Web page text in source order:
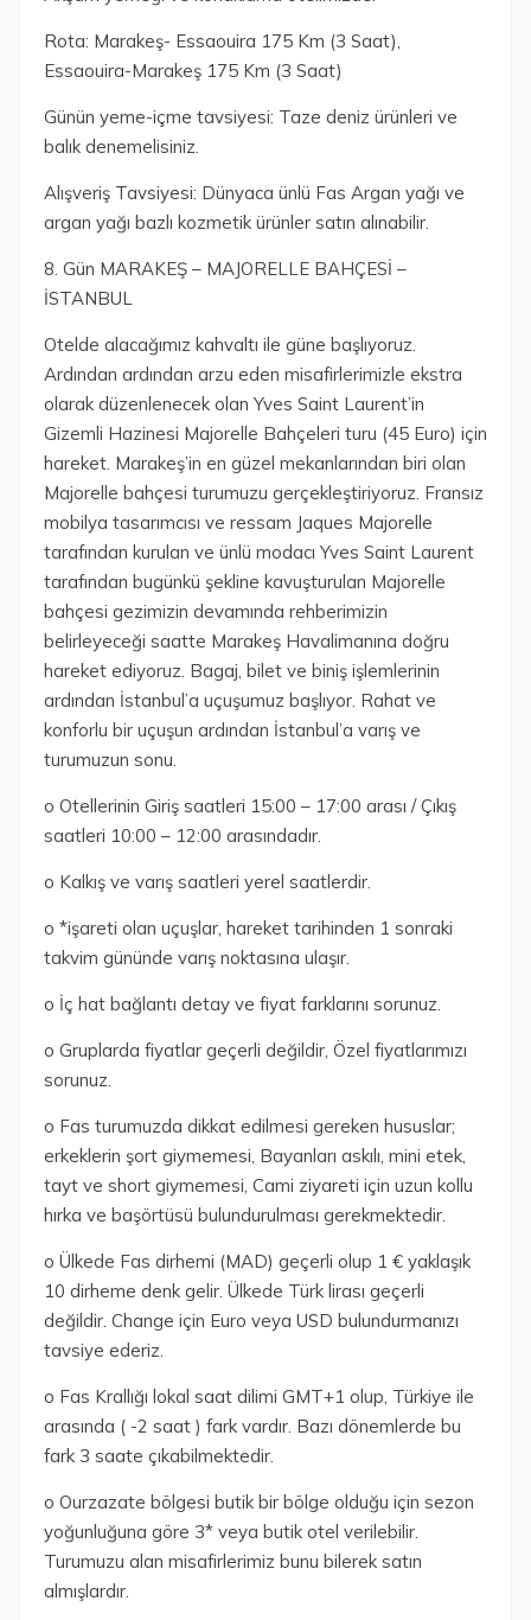
Rota: Marakeş- Essaouira 175 Km (3 Saat),
Essaouira-Marakeş 175 Km (3 Saat)
Günün yeme-içme tavsiyesi: Taze deniz ürünleri ve
balık denemelisiniz.
Alışveriş Tavsiyesi: Dünyaca ünlü Fas Argan yağı ve
argan yağı bazlı kozmetik ürünler satın alınabilir.
8. Gün MARAKEŞ – MAJORELLE BAHÇESİ –
İSTANBUL
Otelde alacağımız kahvaltı ile güne başlıyoruz.
Ardından ardından arzu eden misafirlerimizle ekstra
olarak düzenlenecek olan Yves Saint Laurent’in
Gizemli Hazinesi Majorelle Bahçeleri turu (45 Euro) için
hareket. Marakeş’in en güzel mekanlarından biri olan
Majorelle bahçesi turumuzu gerçekleştiriyoruz. Fransız
mobilya tasarımcısı ve ressam Jaques Majorelle
tarafından kurulan ve ünlü modacı Yves Saint Laurent
tarafından bugünkü şekline kavuşturulan Majorelle
bahçesi gezimizin devamında rehberimizin
belirleyeceği saatte Marakeş Havalimanına doğru
hareket ediyoruz. Bagaj, bilet ve biniş işlemlerinin
ardından İstanbul’a uçuşumuz başlıyor. Rahat ve
konforlu bir uçuşun ardından İstanbul’a varış ve
turumuzun sonu.
o Otellerinin Giriş saatleri 15:00 – 17:00 arası / Çıkış
saatleri 10:00 – 12:00 arasındadır.
o Kalkış ve varış saatleri yerel saatlerdir.
o *işareti olan uçuşlar, hareket tarihinden 1 sonraki
takvim gününde varış noktasına ulaşır.
o İç hat bağlantı detay ve fiyat farklarını sorunuz.
o Gruplarda fiyatlar geçerli değildir, Özel fiyatlarımızı
sorunuz.
o Fas turumuzda dikkat edilmesi gereken hususlar;
erkeklerin şort giymemesi, Bayanları askılı, mini etek,
tayt ve short giymemesi, Cami ziyareti için uzun kollu
hırka ve başörtüsü bulundurulması gerekmektedir.
o Ülkede Fas dirhemi (MAD) geçerli olup 1 € yaklaşık
10 dirheme denk gelir. Ülkede Türk lirası geçerli
değildir. Change için Euro veya USD bulundurmanızı
tavsiye ederiz.
o Fas Krallığı lokal saat dilimi GMT+1 olup, Türkiye ile
arasında ( -2 saat ) fark vardır. Bazı dönemlerde bu
fark 3 saate çıkabilmektedir.
o Ourzazate bölgesi butik bir bölge olduğu için sezon
yoğunluğuna göre 3* veya butik otel verilebilir.
Turumuzu alan misafirlerimiz bunu bilerek satın
almışlardır.